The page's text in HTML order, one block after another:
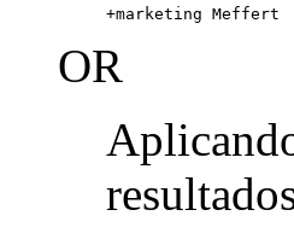
+marketing Meffert
OR